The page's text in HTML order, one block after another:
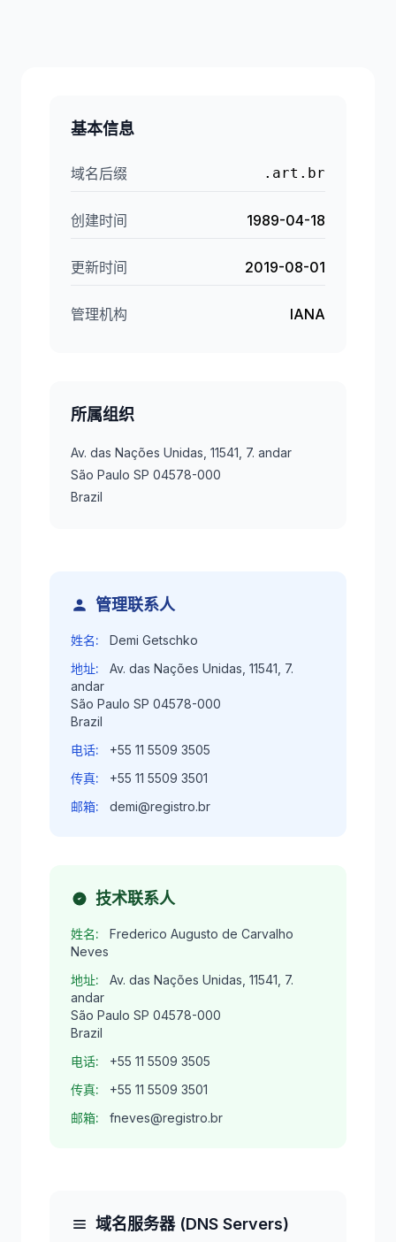
基本信息
域名后缀 .art.br
创建时间 1989-04-18
更新时间 2019-08-01
管理机构 IANA
所属组织
Av. das Nações Unidas, 11541, 7. andar
São Paulo SP 04578-000
Brazil
管理联系人
姓名:
Demi Getschko
地址:
Av. das Nações Unidas, 11541, 7.
andar
São Paulo SP 04578-000
Brazil
电话:
+55 11 5509 3505
传真:
+55 11 5509 3501
邮箱:
demi@registro.br
技术联系人
姓名:
Frederico Augusto de Carvalho
Neves
地址:
Av. das Nações Unidas, 11541, 7.
andar
São Paulo SP 04578-000
Brazil
电话:
+55 11 5509 3505
传真:
+55 11 5509 3501
邮箱:
fneves@registro.br
域名服务器 (DNS Servers)